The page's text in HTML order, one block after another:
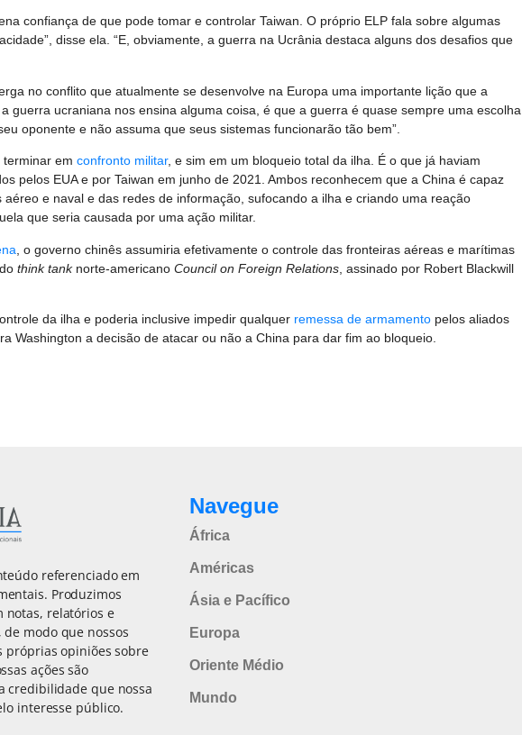
confiança de que pode tomar e controlar Taiwan. O próprio ELP fala sobre algumas
disse ela. “E, obviamente, a guerra na Ucrânia destaca alguns dos desafios que
no conflito que atualmente se desenvolve na Europa uma importante lição que a
guerra ucraniana nos ensina alguma coisa, é que a guerra é quase sempre uma escolha
oponente e não assuma que seus sistemas funcionarão tão bem”.
terminar em confronto militar, e sim em um bloqueio total da ilha. É o que já haviam
pelos EUA e por Taiwan em junho de 2021. Ambos reconhecem que a China é capaz
e naval e das redes de informação, sufocando a ilha e criando uma reação
que seria causada por uma ação militar.
, o governo chinês assumiria efetivamente o controle das fronteiras aéreas e marítimas
think tanknorte-americano Council on Foreign Relations , assinado por Robert Blackwill
da ilha e poderia inclusive impedir qualquer remessa de armamento pelos aliados
Washington a decisão de atacar ou não a China para dar fim ao bloqueio.
referenciado em
Produzimos
notas, relatórios e
modo que nossos
próprias opiniões sobre
ações são
credibilidade que nossa
interesse público.
Navegue
África
Américas
Ásia e Pacífico
Europa
Oriente Médio
Mundo